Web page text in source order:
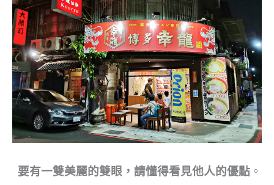
要有一雙美麗的雙眼，請懂得看見他人的優點 。